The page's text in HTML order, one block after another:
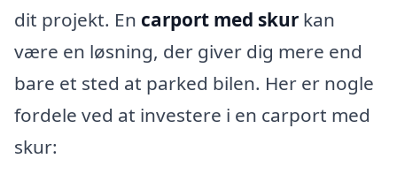
dit projekt. En carport med skur kan
være en løsning, der giver dig mere end
bare et sted at parked bilen. Her er nogle
fordele ved at investere i en carport med
skur: